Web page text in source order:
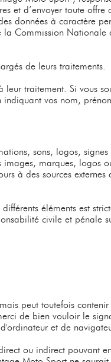
et d’envoyer toute offre
données à caractère
Commission Nationale
de leurs traitements.
traitement. Si vous
indiquant vos nom,
sons, logos,
marques, logos
à des sources externes
éléments est
civile et pénale
peut toutefois contenir
de bien vouloir le
et de
ou indirect pouvant